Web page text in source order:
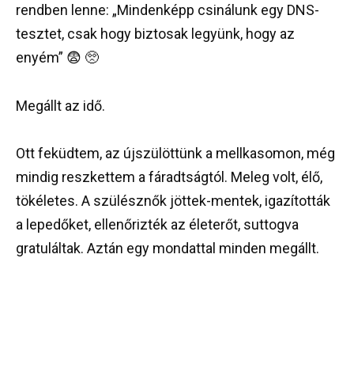
rendben lenne: „Mindenképp csinálunk egy DNS-
tesztet, csak hogy biztosak legyünk, hogy az
enyém” 😨 🥺
Megállt az idő.
Ott feküdtem, az újszülöttünk a mellkasomon, még
mindig reszkettem a fáradtságtól. Meleg volt, élő,
tökéletes. A szülésznők jöttek-mentek, igazították
a lepedőket, ellenőrizték az életerőt, suttogva
gratuláltak. Aztán egy mondattal minden megállt.